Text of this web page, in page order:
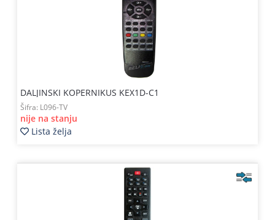
DALJINSKI KOPERNIKUS KEX1D-C1
Šifra: L096-TV
nije na stanju
Lista želja